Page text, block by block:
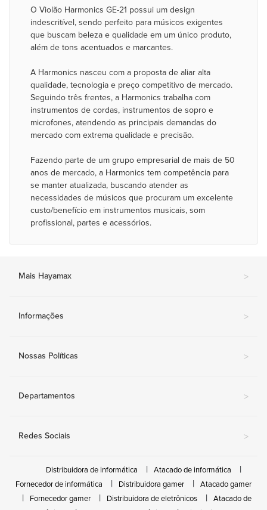
O Violão Harmonics GE-21 possui um design
indescritível, sendo perfeito para músicos exigentes
que buscam beleza e qualidade em um único produto,
além de tons acentuados e marcantes.
A Harmonics nasceu com a proposta de aliar alta
qualidade, tecnologia e preço competitivo de mercado.
Seguindo três frentes, a Harmonics trabalha com
instrumentos de cordas, instrumentos de sopro e
microfones, atendendo as principais demandas do
mercado com extrema qualidade e precisão.
Fazendo parte de um grupo empresarial de mais de 50
anos de mercado, a Harmonics tem competência para
se manter atualizada, buscando atender as
necessidades de músicos que procuram um excelente
custo/benefício em instrumentos musicais, som
profissional, partes e acessórios.
Mais Hayamax >
Informações >
Nossas Políticas >
Departamentos >
Redes Sociais >
Distribuidora de informática
Atacado de informática
Fornecedor de informática
Distribuidora gamer
Atacado gamer
Fornecedor gamer
Distribuidora de eletrônicos
Atacado de